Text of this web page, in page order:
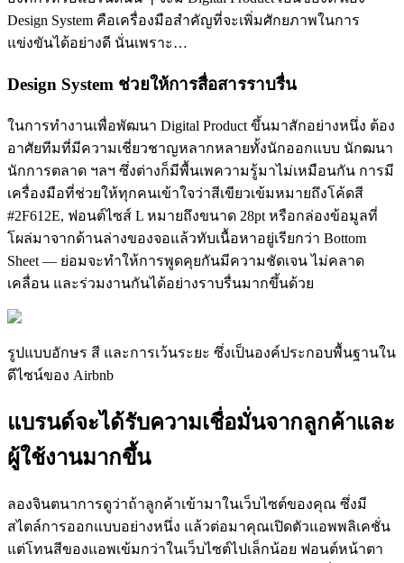
Design System คือเครื่องมือสำคัญที่จะเพิ่มศักยภาพในการ
แข่งขันได้อย่างดี นั่นเพราะ…
Design System ช่วยให้การสื่อสารราบรื่น
ในการทำงานเพื่อพัฒนา Digital Product ขึ้นมาสักอย่างหนึ่ง ต้อง
อาศัยทีมที่มีความเชี่ยวชาญหลากหลายทั้งนักออกแบบ นักฒนา
นักการตลาด ฯลฯ ซึ่งต่างก็มีพื้นเพความรู้มาไม่เหมือนกัน การมี
เครื่องมือที่ช่วยให้ทุกคนเข้าใจว่าสีเขียวเข้มหมายถึงโค้ดสี
#2F612E, ฟอนต์ไซส์ L หมายถึงขนาด 28pt หรือกล่องข้อมูลที่
โผล่มาจากด้านล่างของจอแล้วทับเนื้อหาอยู่เรียกว่า Bottom
Sheet — ย่อมจะทำให้การพูดคุยกันมีความชัดเจน ไม่คลาด
เคลื่อน และร่วมงานกันได้อย่างราบรื่นมากขึ้นด้วย
รูปแบบอักษร สี และการเว้นระยะ ซึ่งเป็นองค์ประกอบพื้นฐานใน
ดีไซน์ของ Airbnb
แบรนด์จะได้รับความเชื่อมั่นจากลูกค้าและ
ผู้ใช้งานมากขึ้น
ลองจินตนาการดูว่าถ้าลูกค้าเข้ามาในเว็บไซต์ของคุณ ซึ่งมี
สไตล์การออกแบบอย่างหนึ่ง แล้วต่อมาคุณเปิดตัวแอพพลิเคชั่น
แต่โทนสีของแอพเข้มกว่าในเว็บไซต์ไปเล็กน้อย ฟอนต์หน้าตา